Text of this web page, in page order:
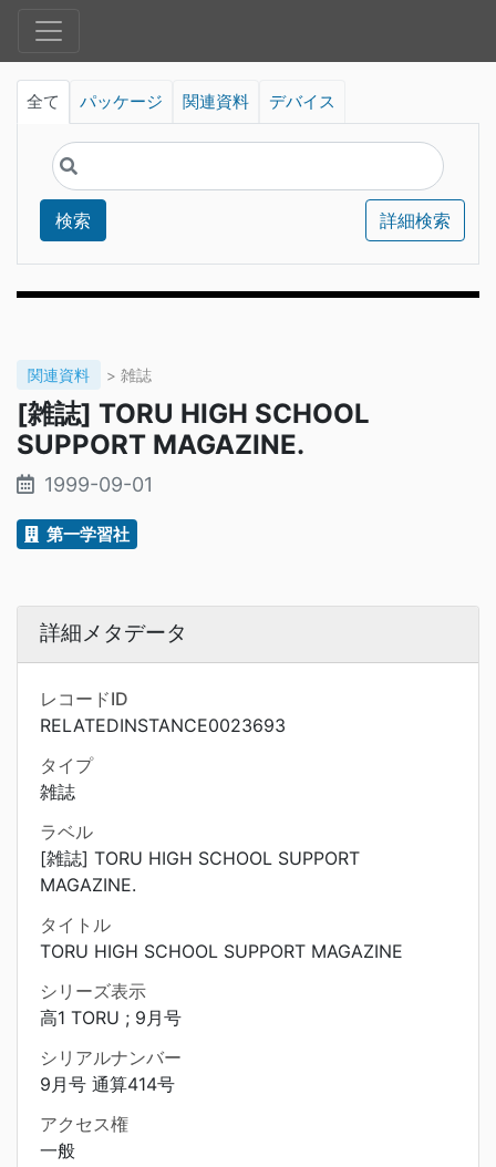
全て パッケージ 関連資料 デバイス
検索 詳細検索
関連資料 > 雑誌
[雑誌] TORU HIGH SCHOOL
SUPPORT MAGAZINE.
1999-09-01
第一学習社
詳細メタデータ
レコードID
RELATEDINSTANCE0023693
タイプ
雑誌
ラベル
[雑誌] TORU HIGH SCHOOL SUPPORT
MAGAZINE.
タイトル
TORU HIGH SCHOOL SUPPORT MAGAZINE
シリーズ表示
高1 TORU ; 9月号
シリアルナンバー
9月号 通算414号
アクセス権
一般